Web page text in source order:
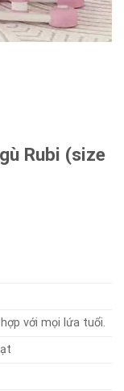
Rubi (size
với mọi lứa tuổi.